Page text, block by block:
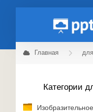
Главная
Категории